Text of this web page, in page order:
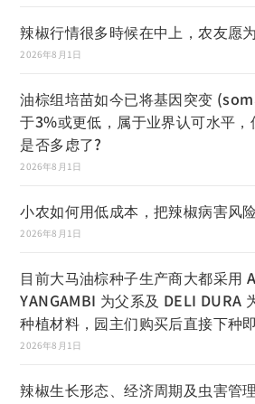
辣椒行情很多時候在中上，农友愿
2026年8月1日
油棕组培苗如今已将基因突变
于3%或更低，属于业界认可水平
是否多虑了?
2026年8月1日
小农如何用低成本，把辣椒病害风
2026年8月1日
目前大马油棕种子生产商大都采用
YANGAMBI 为父系及 DELI DURA
种植材料，园主们购买后直接下种
2026年8月1日
辣椒生长形态、经济周期及虫害管理